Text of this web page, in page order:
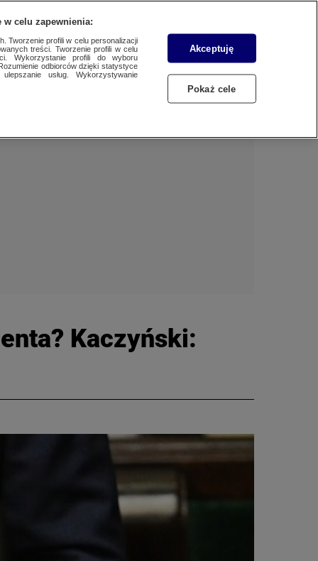
Dzień dobry!
ZALOGUJ SIĘ
Kaczyński:
w celu zapewnienia:
Tworzenie profili w celu personalizacji
treści. Tworzenie profili w celu
Wykorzystanie profili do wyboru
odbiorców dzięki statystyce
usług. Wykorzystywanie
Akceptuję
Pokaż cele